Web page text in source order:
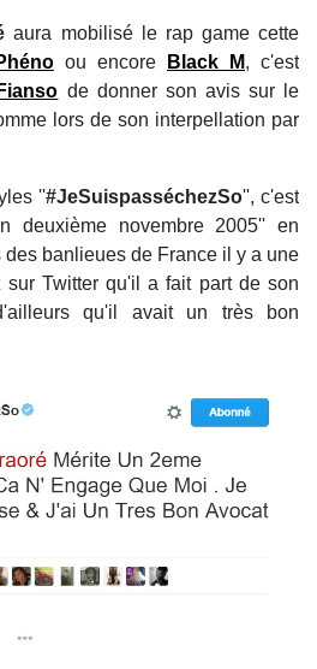
aura mobilisé le rap game cette
ou encore Black M, c'est
Fianso de donner son avis sur le
lors de son interpellation par
''#JeSuispasséchezSo'', c'est
deuxième novembre 2005'' en
des banlieues de France il y a une
sur Twitter qu'il a fait part de son
qu'il avait un très bon